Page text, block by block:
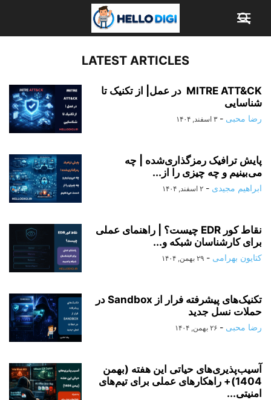
LATEST ARTICLES
MITRE ATT&CK در عمل| از تکنیک تا
شناسایی
رضا محبی - ۳ اسفند, ۱۴۰۴
پایش ترافیک رمزگذاری‌شده | چه
می‌بینیم و چه چیزی را از...
ابراهیم مجیدی - ۲ اسفند, ۱۴۰۴
نقاط کور EDR چیست؟ | راهنمای عملی
برای کارشناسان شبکه و...
کتایون بهرامی - ۲۹ بهمن, ۱۴۰۴
تکنیک‌های پیشرفته فرار از Sandbox در
حملات نسل جدید
رضا محبی - ۲۶ بهمن, ۱۴۰۴
آسیب‌پذیری‌های حیاتی این هفته (بهمن
1404)+ راهکارهای عملی برای تیم‌های
امنیتی...